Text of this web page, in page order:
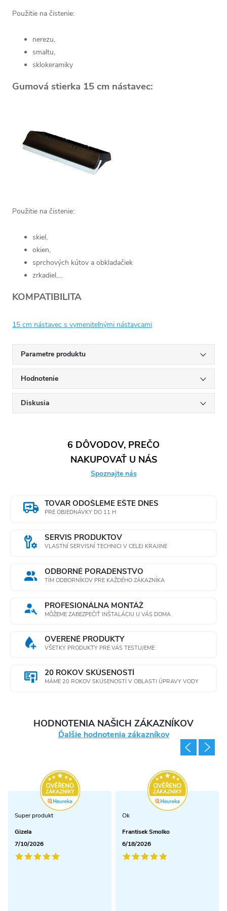
Použitie na čistenie:
nerezu,
smaltu,
sklokeramiky
Gumová stierka 15 cm nástavec:
Použitie na čistenie:
skiel,
okien,
sprchových kútov a obkladačiek
zrkadiel,...
KOMPATIBILITA
15 cm nástavec s vymeniteľnými nástavcami
Parametre produktu
Hodnotenie
Diskusia
6 DÔVODOV, PREČO
NAKUPOVAŤ U NÁS
Spoznajte nás
TOVAR ODOŠLEME EŠTE DNES
PRE OBJEDNÁVKY DO 11 H
SERVIS PRODUKTOV
VLASTNÍ SERVISNÍ TECHNICI V CELEJ KRAJINE
ODBORNÉ PORADENSTVO
TÍM ODBORNÍKOV PRE KAŽDÉHO ZÁKAZNÍKA
PROFESIONÁLNA MONTÁŽ
MÔŽEME ZABEZPEČIŤ INŠTALÁCIU U VÁS DOMA
OVERENÉ PRODUKTY
VŠETKY PRODUKTY PRE VÁS TESTUJEME
20 ROKOV SKÚSENOSTÍ
MÁME 20 ROKOV SKÚSENOSTÍ V OBLASTI ÚPRAVY VODY
HODNOTENIA NAŠICH ZÁKAZNÍKOV
Ďalšie hodnotenia zákazníkov
Super produkt
Gizela
7/10/2026
Ok
Frantisek Smolko
6/18/2026